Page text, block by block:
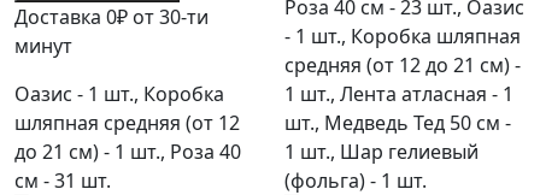
Доставка 0₽ от 30-ти
минут
Оазис - 1 шт., Коробка
шляпная средняя (от 12
до 21 см) - 1 шт., Роза 40
см - 31 шт.
Роза 40 см - 23 шт., Оазис
- 1 шт., Коробка шляпная
средняя (от 12 до 21 см) -
1 шт., Лента атласная - 1
шт., Медведь Тед 50 см -
1 шт., Шар гелиевый
(фольга) - 1 шт.